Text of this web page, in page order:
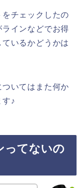
チェックしたの
インなどでお得
いるかどうかは
いてはまた何か
♪
ってないの